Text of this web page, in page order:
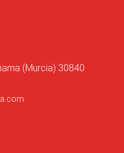
(Murcia) 30840